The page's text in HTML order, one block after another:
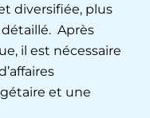
diversifiée, plus
Après
il est nécessaire
et une